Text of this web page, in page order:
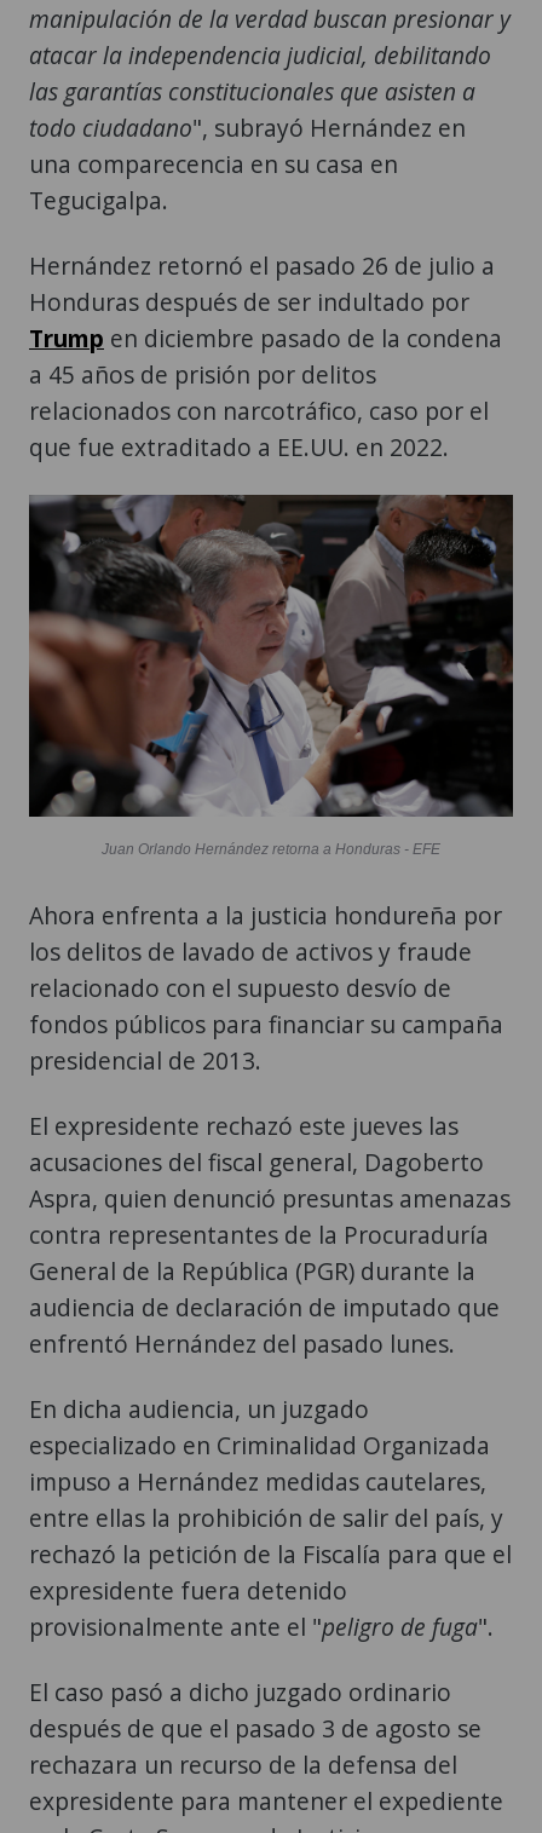
manipulación de la verdad buscan presionar y
atacar la independencia judicial, debilitando
las garantías constitucionales que asisten a
todo ciudadano", subrayó Hernández en
una comparecencia en su casa en
Tegucigalpa.
Hernández retornó el pasado 26 de julio a
Honduras después de ser indultado por
Trump en diciembre pasado de la condena
a 45 años de prisión por delitos
relacionados con narcotráfico, caso por el
que fue extraditado a EE.UU. en 2022.
Juan Orlando Hernández retorna a Honduras - EFE
Ahora enfrenta a la justicia hondureña por
los delitos de lavado de activos y fraude
relacionado con el supuesto desvío de
fondos públicos para financiar su campaña
presidencial de 2013.
El expresidente rechazó este jueves las
acusaciones del fiscal general, Dagoberto
Aspra, quien denunció presuntas amenazas
contra representantes de la Procuraduría
General de la República (PGR) durante la
audiencia de declaración de imputado que
enfrentó Hernández del pasado lunes.
En dicha audiencia, un juzgado
especializado en Criminalidad Organizada
impuso a Hernández medidas cautelares,
entre ellas la prohibición de salir del país, y
rechazó la petición de la Fiscalía para que el
expresidente fuera detenido
provisionalmente ante el "peligro de fuga".
El caso pasó a dicho juzgado ordinario
después de que el pasado 3 de agosto se
rechazara un recurso de la defensa del
expresidente para mantener el expediente